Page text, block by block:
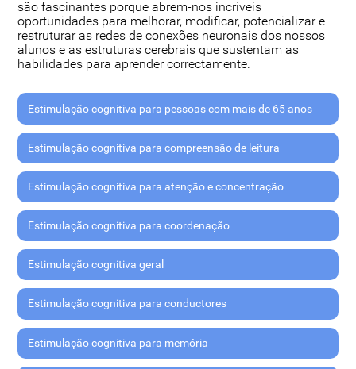
são fascinantes porque abrem-nos incríveis
oportunidades para melhorar, modificar, potencializar e
restruturar as redes de conexões neuronais dos nossos
alunos e as estruturas cerebrais que sustentam as
habilidades para aprender correctamente.
Estimulação cognitiva para pessoas com mais de 65 anos
Estimulação cognitiva para compreensão de leitura
Estimulação cognitiva para atenção e concentração
Estimulação cognitiva para coordenação
Estimulação cognitiva geral
Estimulação cognitiva para conductores
Estimulação cognitiva para memória